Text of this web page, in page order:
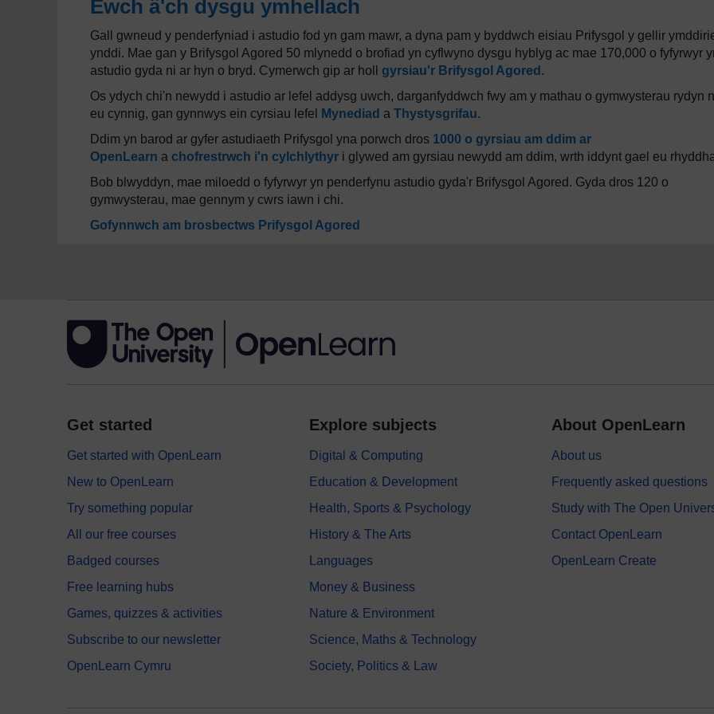
Ewch â'ch dysgu ymhellach
Gall gwneud y penderfyniad i astudio fod yn gam mawr, a dyna pam y byddwch eisiau Prifysgol y gellir
ynddi. Mae gan y Brifysgol Agored 50 mlynedd o brofiad yn cyflwyno dysgu hyblyg ac mae 170,000 o fyfyrwyr
astudio gyda ni ar hyn o bryd. Cymerwch gip ar holl gyrsiau'r Brifysgol Agored .
Os ydych chi'n newydd i astudio ar lefel addysg uwch, darganfyddwch fwy am y mathau o gymwysterau rydyn
eu cynnig, gan gynnwys ein cyrsiau lefel
Mynediad a Thystysgrifau.
Ddim yn barod ar gyfer astudiaeth Prifysgol yna porwch dros 1000 o gyrsiau am ddim ar
OpenLearn a chofrestrwch i'n cylchlythyr i glywed am gyrsiau newydd am ddim, wrth iddynt gael eu
Bob blwyddyn, mae miloedd o fyfyrwyr yn penderfynu astudio gyda'r Brifysgol Agored. Gyda dros 120 o
gymwysterau, mae gennym y cwrs iawn i chi.
Gofynnwch am brosbectws Prifysgol Agored
Get started
Get started with OpenLearn
New to OpenLearn
Try something popular
All our free courses
Badged courses
Free learning hubs
Games, quizzes & activities
Subscribe to our newsletter
OpenLearn Cymru
Explore subjects
Digital & Computing
Education & Development
Health, Sports & Psychology
History & The Arts
Languages
Money & Business
Nature & Environment
Science, Maths & Technology
Society, Politics & Law
About OpenLearn
About us
Frequently asked questions
Study with The Open
Contact OpenLearn
OpenLearn Create